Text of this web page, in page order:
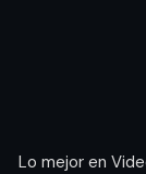
Lo mejor en